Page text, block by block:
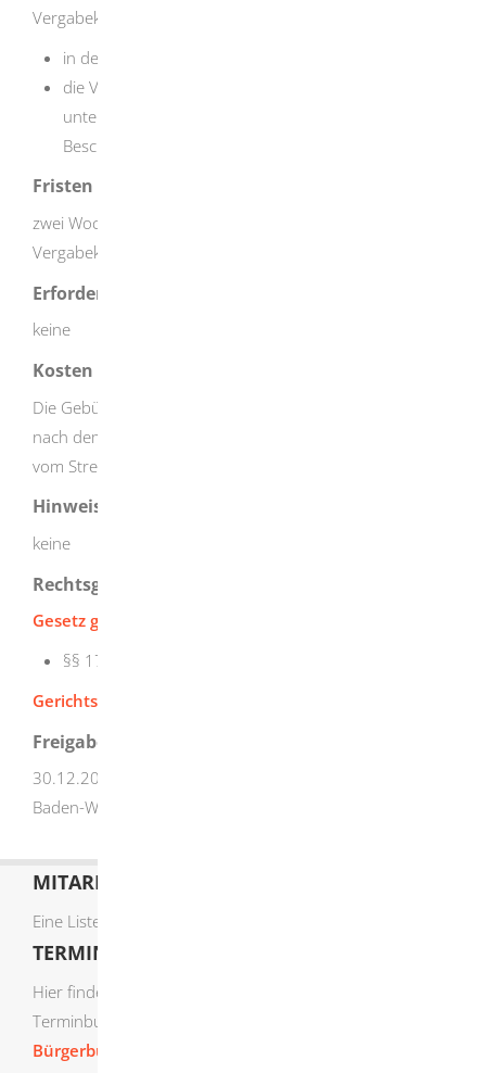
Vergabekammer auf. Es kann entweder
in der Sache selbst entscheiden oder
die Vergabekammer zu einer neuen Entscheidung
unter Berücksichtigung der Rechtsauffassung des
Beschwerdegerichts verpflichten.
Fristen
zwei Wochen ab der Zustellung der Entscheidung der
Vergabekammer
Erforderliche Unterlagen
keine
Kosten
Die Gebühr für die sofortige Beschwerde richtet sich
nach dem Gerichtskostengesetz und ist damit abhängig
vom Streitwert.
Hinweise
keine
Rechtsgrundlage
Gesetz gegen Wettbewerbsbeschränkungen (GWB)
§§ 171 - 184
Gerichtskostengesetz (GKG)
Freigabevermerk
30.12.2025 Verantwortlich: Wirtschaftsministerium
Baden-Württemberg
MITARBEITERLISTE
Eine Liste der Mitarbeiter von A-Z finden Sie
TERMIN ONLINE BUCHEN
Hier finden Sie die verfügbaren Sachgebiete zur Online-
Terminbuchung:
Bürgerbüro Termine online buchen